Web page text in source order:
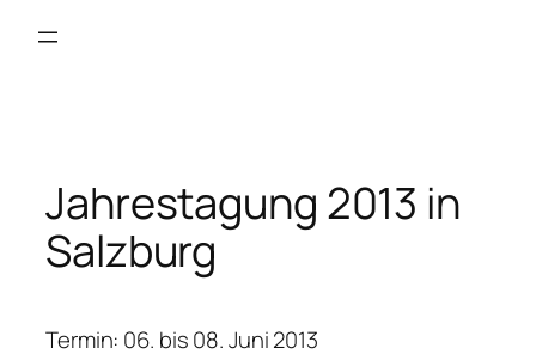
Jahrestagung 2013 in
Salzburg
Termin: 06. bis 08. Juni 2013